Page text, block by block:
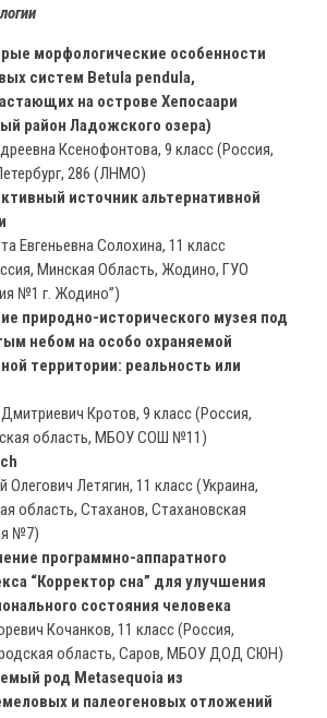
морфологические особенности
систем Betula pendula,
на острове Хепосаари
район Ладожского озера)
Ксенофонтова, 9 класс (Россия,
286 (ЛНМО)
источник альтернативной
Евгеньевна Солохина, 11 класс
Минская Область, Жодино, ГУО
№1 г. Жодино”)
природно-исторического музея под
небом на особо охраняемой
территории: реальность или
Кротов, 9 класс (Россия,
область, МБОУ СОШ №11)
Олегович Летягин, 11 класс (Украина,
область, Стаханов, Стахановская
№7)
программно-аппаратного
“Корректор сна” для улучшения
состояния человека
Кочанков, 11 класс (Россия,
область, Саров, МБОУ ДОД СЮН)
род Metasequoia из
и палеогеновых отложений